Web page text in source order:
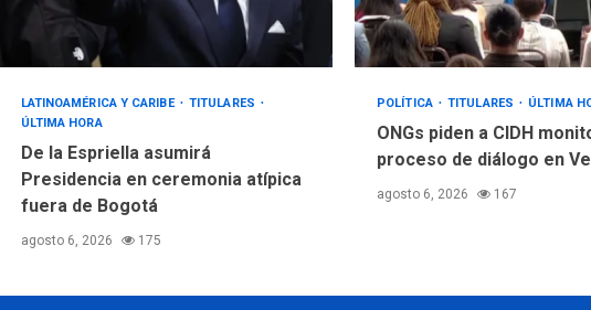
LATINOAMÉRICA Y CARIBE
TITULARES
ÚLTIMA HORA
De la Espriella asumirá
Presidencia en ceremonia atípica
fuera de Bogotá
agosto 6, 2026 175
POLÍTICA TITULARES ÚLTIMA
ONGs piden a CIDH
proceso de diálogo en
agosto 6, 2026 167